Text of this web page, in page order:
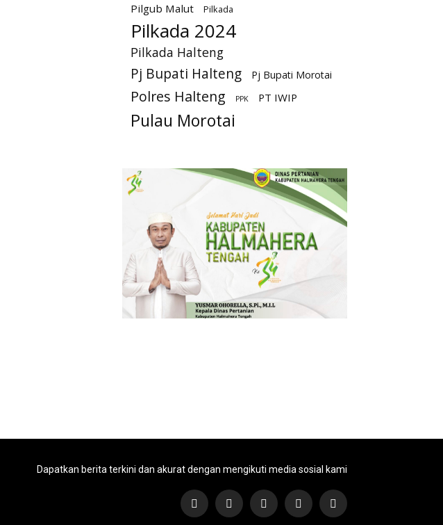
Pilgub Malut Pilkada
Pilkada 2024
Pilkada Halteng
Pj Bupati Halteng Pj Bupati Morotai
Polres Halteng PPK PT IWIP
Pulau Morotai
Dapatkan berita terkini dan akurat dengan mengikuti media sosial kami